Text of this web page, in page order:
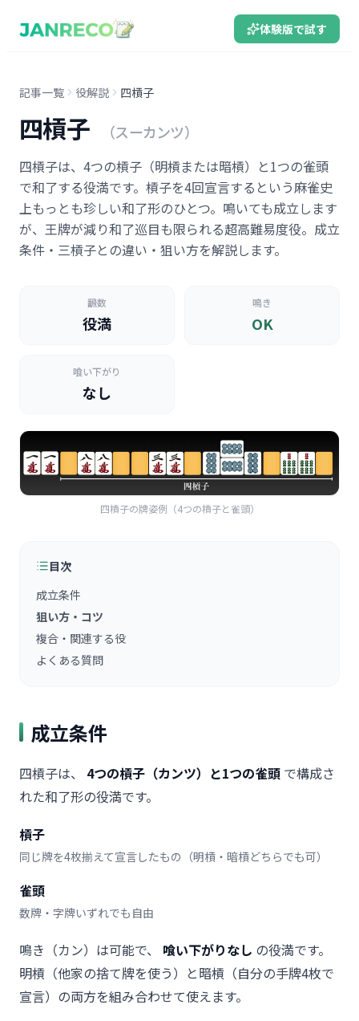
体験版で試す
記事一覧 役解説 四槓子
四槓子 （スーカンツ）
四槓子は、4つの槓子（明槓または暗槓）と1つの雀頭
で和了する役満です。槓子を4回宣言するという麻雀史
上もっとも珍しい和了形のひとつ。鳴いても成立します
が、王牌が減り和了巡目も限られる超高難易度役。成立
条件・三槓子との違い・狙い方を解説します。
飜数
役満
鳴き
OK
喰い下がり
なし
四槓子の牌姿例（4つの槓子と雀頭）
目次
成立条件
狙い方・コツ
複合・関連する役
よくある質問
成立条件
四槓子は、 4つの槓子（カンツ）と1つの雀頭 で構成さ
れた和了形の役満です。
槓子
同じ牌を4枚揃えて宣言したもの（明槓・暗槓どちらでも可）
雀頭
数牌・字牌いずれでも自由
鳴き（カン）は可能で、 喰い下がりなし の役満です。
明槓（他家の捨て牌を使う）と暗槓（自分の手牌4枚で
宣言）の両方を組み合わせて使えます。